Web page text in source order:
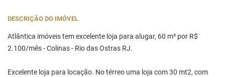
DESCRIÇÃO DO IMÓVEL
Atlântica imóveis tem excelente loja para alugar, 60 m² por R$
2.100/mês - Colinas - Rio das Ostras RJ.
Excelente loja para locação. No térreo uma loja com 30 mt2, com